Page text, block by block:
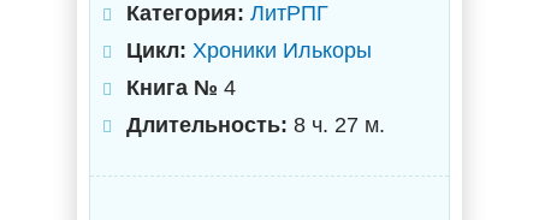
Категория: ЛитРПГ
Цикл: Хроники Илькоры
Книга № 4
Длительность: 8 ч. 27 м.